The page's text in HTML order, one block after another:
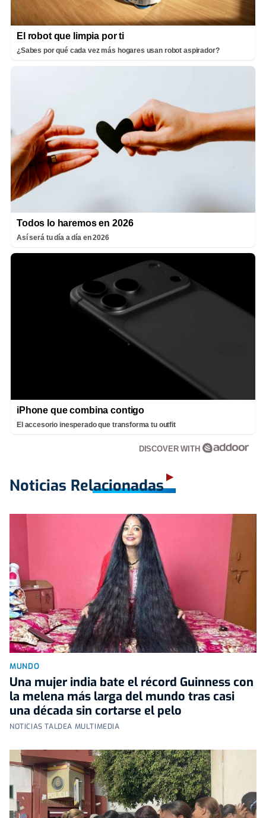
El robot que limpia por ti
¿Sabes por qué cada vez más hogares usan robot aspirador?
Todos lo haremos en 2026
Así será tu día a día en 2026
iPhone que combina contigo
El accesorio inesperado que transforma tu outfit
DISCOVER WITH
Noticias Relacionadas
MUNDO
Una mujer india bate el récord Guinness con
la melena más larga del mundo tras casi
una década sin cortarse el pelo
NOTICIAS TALDEA MULTIMEDIA